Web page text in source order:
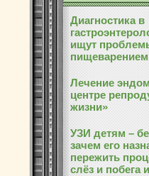
Диагностика в
ищут
пищеварением
Лечение
центре
жизни»
УЗИ детям –
зачем его
пережить
слёз и побега